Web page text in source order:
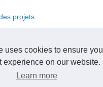
uses cookies to ensure
experience on our website.
Learn more
projets...
: l'assistant...